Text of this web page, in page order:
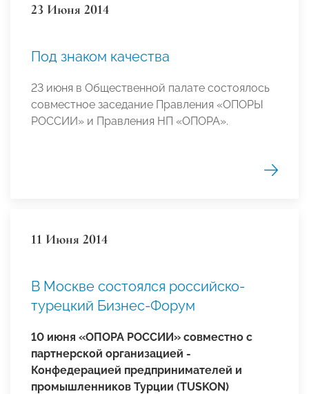
23 Июня 2014
Под знаком качества
23 июня в Общественной палате состоялось
совместное заседание Правления «ОПОРЫ
РОССИИ» и Правления НП «ОПОРА».
11 Июня 2014
В Москве состоялся российско-
турецкий Бизнес-Форум
10 июня «ОПОРА РОССИИ» совместно с
партнерской организацией -
Конфедерацией предпринимателей и
промышленников Турции (TUSKON)